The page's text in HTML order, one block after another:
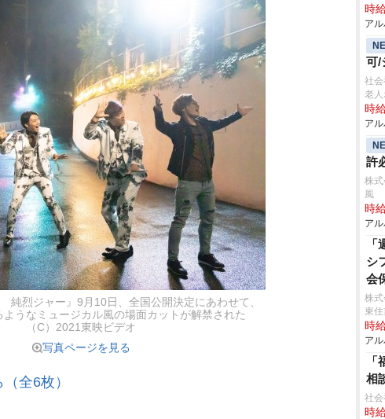
純烈ジャー』9月10日、全国公開決定にあわせて、
うなミュージカル風の場面カットが解禁された
（C）2021東映ビデオ
写真ページを見る
全6枚）
時
ア
可/
社
老
時
ア
許
株
風
時
ア
シ
会
株
東
時
ア
相
社会
時